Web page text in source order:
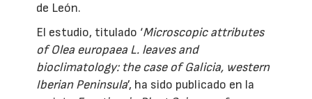
de León.
El estudio, titulado ‘Microscopic attributes
of Olea europaea L. leaves and
bioclimatology: the case of Galicia, western
Iberian Peninsula’, ha sido publicado en la